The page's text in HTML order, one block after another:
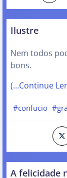
Ilustre
Nem todos
bons.
(…Continue
#confucio
A felicidade